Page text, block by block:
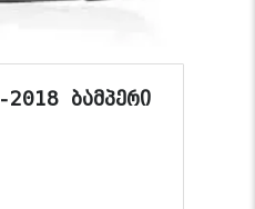
2018 ბამპერი